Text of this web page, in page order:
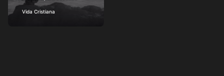
Vida Cristiana